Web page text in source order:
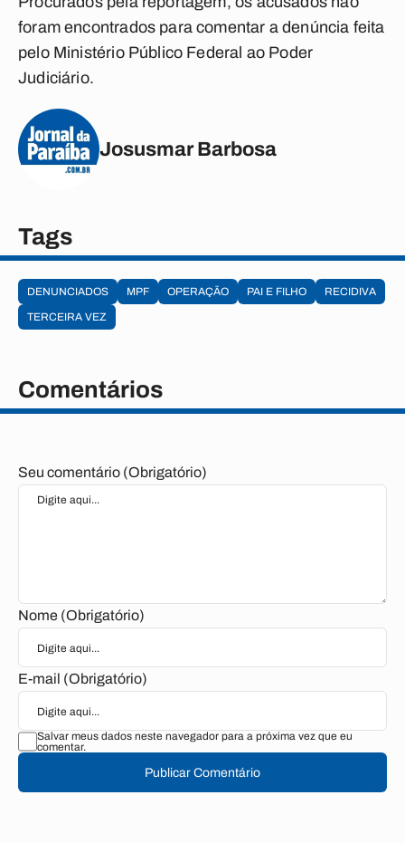
foram encontrados para comentar a denúncia feita
pelo Ministério Público Federal ao Poder
Judiciário.
Josusmar Barbosa
Tags
DENUNCIADOS MPF OPERAÇÃO PAI E FILHO
RECIDIVA
TERCEIRA VEZ
Comentários
Seu comentário (Obrigatório)
Nome (Obrigatório)
E-mail (Obrigatório)
Salvar meus dados neste navegador para a próxima vez que eu
comentar.
Publicar Comentário